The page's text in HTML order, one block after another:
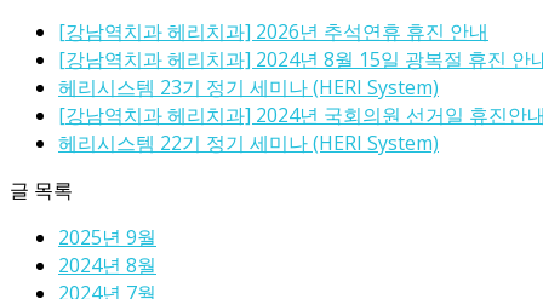
[강남역치과 헤리치과] 2026년 추석연휴 휴진 안내
[강남역치과 헤리치과] 2024년 8월 15일 광복절 휴진 안
헤리시스템 23기 정기 세미나 (HERI System)
[강남역치과 헤리치과] 2024년 국회의원 선거일 휴진안
헤리시스템 22기 정기 세미나 (HERI System)
글 목록
2025년 9월
2024년 8월
2024년 7월